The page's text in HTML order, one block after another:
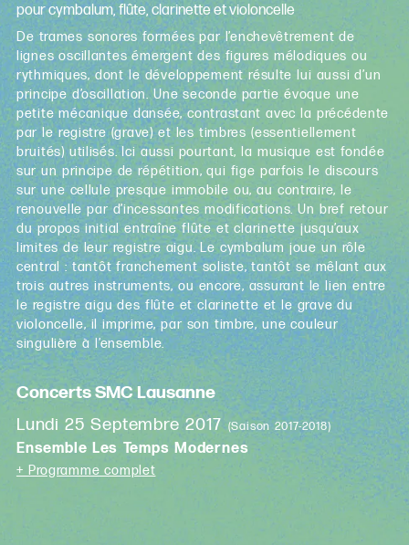
pour cymbalum, flûte, clarinette et violoncelle
De trames sonores formées par l’enchevêtrement de
lignes oscillantes émergent des figures mélodiques ou
rythmiques, dont le développement résulte lui aussi d’un
principe d’oscillation. Une seconde partie évoque une
petite mécanique dansée, contrastant avec la précédente
par le registre (grave) et les timbres (essentiellement
bruités) utilisés. Ici aussi pourtant, la musique est fondée
sur un principe de répétition, qui fige parfois le discours
sur une cellule presque immobile ou, au contraire, le
renouvelle par d’incessantes modifications. Un bref retour
du propos initial entraîne flûte et clarinette jusqu’aux
limites de leur registre aigu. Le cymbalum joue un rôle
central : tantôt franchement soliste, tantôt se mêlant aux
trois autres instruments, ou encore, assurant le lien entre
le registre aigu des flûte et clarinette et le grave du
violoncelle, il imprime, par son timbre, une couleur
singulière à l’ensemble.
Concerts SMC Lausanne
Lundi 25 Septembre 2017(Saison 2017-2018)
Ensemble Les Temps Modernes
+ Programme complet